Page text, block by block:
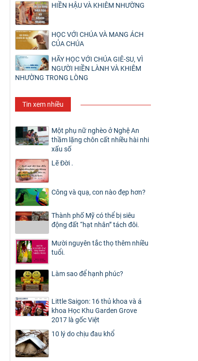
HIỀN HẬU VÀ KHIÊM NHƯỜNG
HỌC VỚI CHÚA VÀ MANG ÁCH
CỦA CHÚA
HÃY HỌC VỚI CHÚA GIÊ-SU, VÌ
NGƯỜI HIỀN LÀNH VÀ KHIÊM
NHƯỜNG TRONG LÒNG
Tin xem nhiều
Một phụ nữ nghèo ở Nghệ An
thầm lặng chôn cất nhiều hài nhi
xấu số
Lẽ Đời .
Công và quạ, con nào đẹp hơn?
Thành phố Mỹ có thể bị siêu
động đất “hạt nhân” tách đôi.
Mười nguyên tắc thọ thêm nhiều
tuổi.
Làm sao để hạnh phúc?
Little Saigon: 16 thủ khoa và á
khoa Học Khu Garden Grove
2017 là gốc Việt
10 lý do chịu đau khổ